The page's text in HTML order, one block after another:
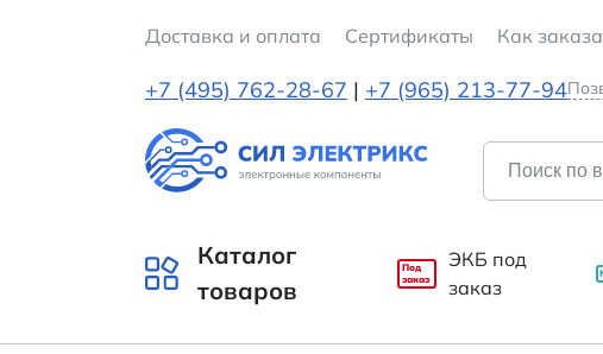
Доставка и оплата Cертификаты Как
+7 (495) 762-28-67 | +7 (965) 213-77-94
Каталог
товаров
Под
заказ
ЭКБ под
заказ